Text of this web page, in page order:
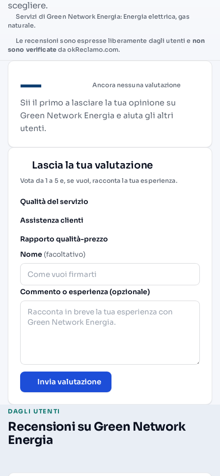
scegliere.
Servizi di Green Network Energia: Energia elettrica, gas
naturale.
Le recensioni sono espresse liberamente dagli utenti e non
sono verificateda okReclamo.com.
— Ancora nessuna valutazione
Sii il primo a lasciare la tua opinione su
Green Network Energia e aiuta gli altri
utenti.
Lascia la tua valutazione
Vota da 1 a 5 e, se vuoi, racconta la tua esperienza.
Qualità del servizio
Assistenza clienti
Rapporto qualità-prezzo
Nome (facoltativo)
Commento o esperienza (opzionale)
Invia valutazione
DAGLI UTENTI
Recensioni su Green Network
Energia